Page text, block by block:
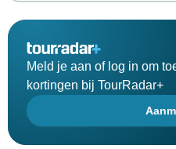
Meld je aan of log in om
kortingen bij TourRadar+